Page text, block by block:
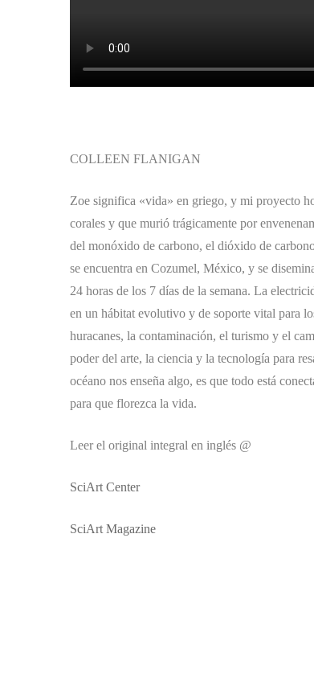
COLLEEN FLANIGAN
Zoe significa «vida» en griego, y mi proyecto
corales y que murió trágicamente por
del monóxido de carbono, el dióxido de
se encuentra en Cozumel, México, y se
24 horas de los 7 días de la semana. La
en un hábitat evolutivo y de soporte vital para
huracanes, la contaminación, el turismo y el
poder del arte, la ciencia y la tecnología para
océano nos enseña algo, es que todo está
para que florezca la vida.
Leer el original integral en inglés @
SciArt Center
SciArt Magazine